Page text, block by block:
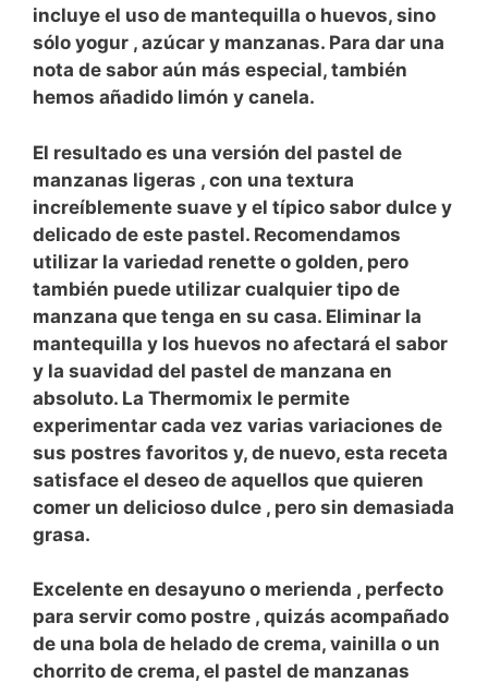
incluye el uso de mantequilla o huevos, sino
sólo yogur , azúcar y manzanas. Para dar una
nota de sabor aún más especial, también
hemos añadido limón y canela.
El resultado es una versión del pastel de
manzanas ligeras , con una textura
increíblemente suave y el típico sabor dulce y
delicado de este pastel. Recomendamos
utilizar la variedad renette o golden, pero
también puede utilizar cualquier tipo de
manzana que tenga en su casa. Eliminar la
mantequilla y los huevos no afectará el sabor
y la suavidad del pastel de manzana en
absoluto. La Thermomix le permite
experimentar cada vez varias variaciones de
sus postres favoritos y, de nuevo, esta receta
satisface el deseo de aquellos que quieren
comer un delicioso dulce , pero sin demasiada
grasa.
Excelente en desayuno o merienda , perfecto
para servir como postre , quizás acompañado
de una bola de helado de crema, vainilla o un
chorrito de crema, el pastel de manzanas